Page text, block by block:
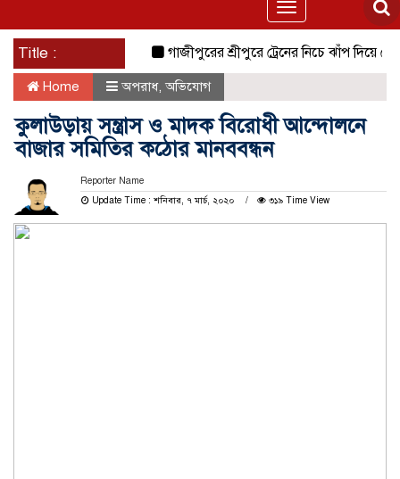
Toggle
navigation
Title : গাজীপুরের শ্রীপুরে ট্রেনের নিচে ঝাঁপ দিয়ে
Home অপরাধ, অভিযোগ
কুলাউড়ায় সন্ত্রাস ও মাদক বিরোধী আন্দোলনে
বাজার সমিতির কঠোর মানববন্ধন
Reporter Name
Update Time : শনিবার, ৭ মার্চ, ২০২০
৩১৯ Time View